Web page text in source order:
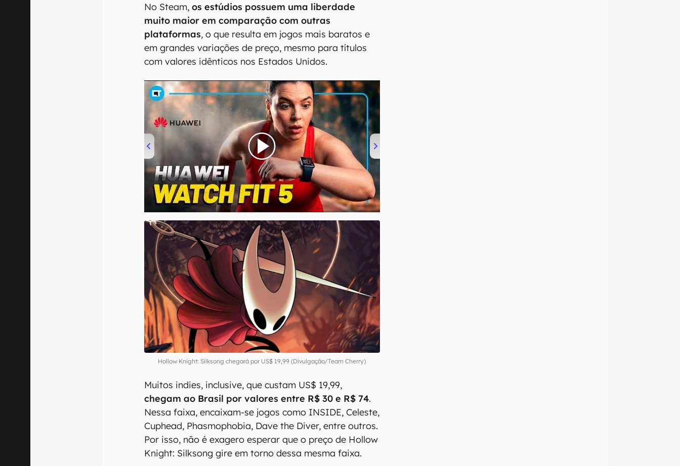
No Steam,os estúdios possuem uma liberdade
muito maior em comparação com outras
plataformas, o que resulta em jogos mais baratos e
em grandes variações de preço, mesmo para títulos
com valores idênticos nos Estados Unidos.
00:00/04:51
Hollow Knight: Silksong chegará por US$ 19,99 (Divulgação/Team Cherry)
Muitos indies, inclusive, que custam US$ 19,99,
chegam ao Brasil por valores entre R$ 30 e R$ 74.
Nessa faixa, encaixam-se jogos como INSIDE, Celeste,
Cuphead, Phasmophobia, Dave the Diver, entre outros.
Por isso, não é exagero esperar que o preço de Hollow
Knight: Silksong gire em torno dessa mesma faixa.